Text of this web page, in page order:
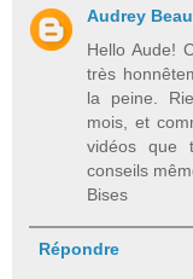
Audrey
Hello Aude!
très
la peine.
mois, et
vidéos que
conseils
Bises
Répondre